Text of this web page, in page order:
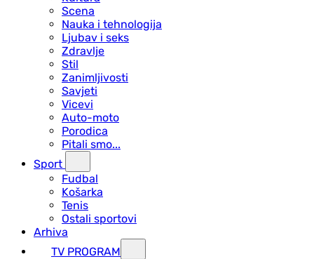
Scena
Nauka i tehnologija
Ljubav i seks
Zdravlje
Stil
Zanimljivosti
Savjeti
Vicevi
Auto-moto
Porodica
Pitali smo...
Sport
Fudbal
Košarka
Tenis
Ostali sportovi
Arhiva
TV PROGRAM